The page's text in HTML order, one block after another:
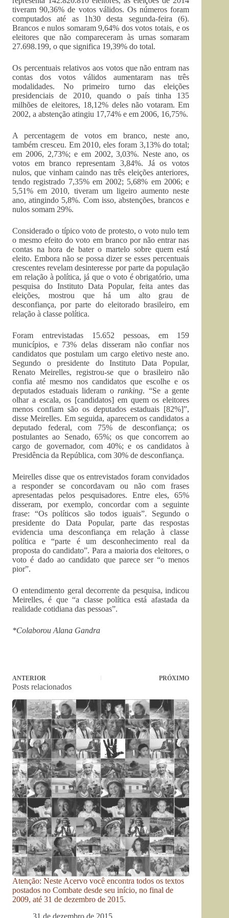
tiveram 90,36% de votos válidos. Os números foram
computados até as 1h30 desta segunda-feira (6).
Brancos e nulos somaram 9,64% dos votos totais, e os
eleitores que não compareceram às urnas somaram
27.698.199, o que significa 19,39% do total.
Os percentuais relativos aos votos que não entram nas
contas dos votos válidos aumentaram nas três
modalidades. No primeiro turno das eleições
presidenciais de 2010, quando o país tinha 135
milhões de eleitores, 18,12% deles não votaram. Em
2002, a abstenção atingiu 17,74% e em 2006, 16,75%.
A percentagem de votos em branco, neste ano,
também cresceu. Em 2010, eles foram 3,13% do total;
em 2006, 2,73%; e em 2002, 3,03%. Neste ano, os
votos em branco representam 3,84%. Já os votos
nulos, que vinham caindo nas três eleições anteriores,
tendo registrado 7,35% em 2002; 5,68% em 2006; e
5,51% em 2010, tiveram um ligeiro aumento neste
ano, atingindo 5,8%. Com isso, abstenções, brancos e
nulos somam 29%.
Considerado o típico voto de protesto, o voto nulo tem
o mesmo efeito do voto em branco por não entrar nas
contas na hora de bater o martelo sobre quem está
eleito. Embora não se possa dizer se esses percentuais
crescentes revelam desinteresse por parte da população
em relação à política, já que o voto é obrigatório, uma
pesquisa do Instituto Data Popular, feita antes das
eleições, mostrou que há um alto grau de
desconfiança, por parte do eleitorado brasileiro, em
relação à classe política.
Foram entrevistadas 15.652 pessoas, em 159
municípios, e 73% delas disseram não confiar nos
candidatos que postulam um cargo eletivo neste ano.
Segundo o presidente do Instituto Data Popular,
Renato Meirelles, registrou-se que o brasileiro não
confia até mesmo nos candidatos que escolhe e os
deputados estaduais lideram o ranking. “Se a gente
olhar a escala, os [candidatos] em quem os eleitores
menos confiam são os deputados estaduais [82%]”,
disse Meirelles. Em seguida, aparecem os candidatos a
deputado federal, com 75% de desconfiança; os
postulantes ao Senado, 65%; os que concorrem ao
cargo de governador, com 40%; e os candidatos à
Presidência da República, com 30% de desconfiança.
Meirelles disse que os entrevistados foram convidados
a responder se concordavam ou não com frases
apresentadas pelos pesquisadores. Entre eles, 65%
disseram, por exemplo, concordar com a seguinte
frase: “Os políticos são todos iguais”. Segundo o
presidente do Data Popular, parte das respostas
evidencia uma desconfiança em relação à classe
política e “parte é um desconhecimento real da
proposta do candidato”. Para a maioria dos eleitores, o
voto é dado ao candidato que parece ser “o menos
pior”.
O entendimento geral decorrente da pesquisa, indicou
Meirelles, é que “a classe política está afastada da
realidade cotidiana das pessoas”.
*Colaborou Alana Gandra
ANTERIOR PRÓXIMO
Posts relacionados
Atenção: Neste Acervo você encontra todos os textos
postados no Combate desde seu início, no final de
2009, até 31 de dezembro de 2015.
31 de dezembro de 2015